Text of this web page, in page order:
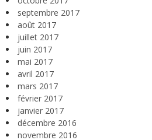
septembre 2017
août 2017
juillet 2017
juin 2017
mai 2017
avril 2017
mars 2017
février 2017
janvier 2017
décembre 2016
novembre 2016